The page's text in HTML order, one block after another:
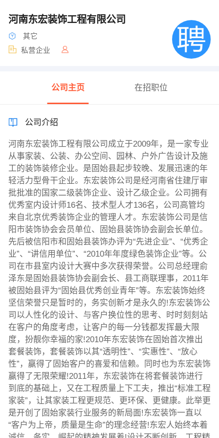
河南东宏装饰工程有限公司
其它
私营企业
公司主页 在招职位
公司介绍
河南东宏装饰工程有限公司成立于2009年，是一家专业
从事家装、公装、办公空间、园林、户外广告设计及施
工的装饰装修企业。是固始县起步较晚、发展迅速的年
轻活力型骨干企业。东宏装饰公司是经河南省住建厅审
批批准的国家二级装饰企业、设计乙级企业。公司拥有
优秀室内设计师16名、技术型人才136名，公司高管均
来自北京优秀装饰企业的管理人才。东宏装饰公司是信
阳市装饰协会会员单位、固始县装饰协会副会长单位。
先后被信阳市和固始县装饰办评为“先进企业”、“优秀企
业”、“讲信用单位”、“2010年年度绿色装饰企业”等。公
司在市县室内设计大赛中多次获得荣誉。公司总经理俞
泽东是固始县装饰协会副会长、县工商联理事，2011年
被固始县评为“固始县优秀创业青年”等。东宏装饰始终
坚信荣誉只是暂时的，务实创新才是永久的!东宏装饰公
司以人性化的设计、与客户换位性的思考、时时刻刻站
在客户的角度考虑，让客户的每一分钱都发挥最大限
度，扮靓你幸福的家!2010年东宏装饰在固始首次推出
套餐装饰，套餐装饰以其“透明性”、“实惠性”、“放心
性”，赢得了固始客户的喜爱和信赖。同时也为东宏装饰
赢得了无限荣耀!2011年，东宏装饰在将套餐装饰进行
到底的基础上，又在工程质量上下工夫，推出“标准工程
家装”，让其家装工程更规范、更环保、更健康。此举更
是开创了固始家装行业服务的新局面!东宏装饰一直以
“客户为上帝，质量是生命”的理念经营!东宏人始终本着